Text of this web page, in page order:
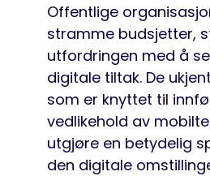
Offentlige
stramme budsjetter,
utfordringen med å
digitale tiltak. De
som er knyttet til
vedlikehold av
utgjøre en betydelig
den digitale